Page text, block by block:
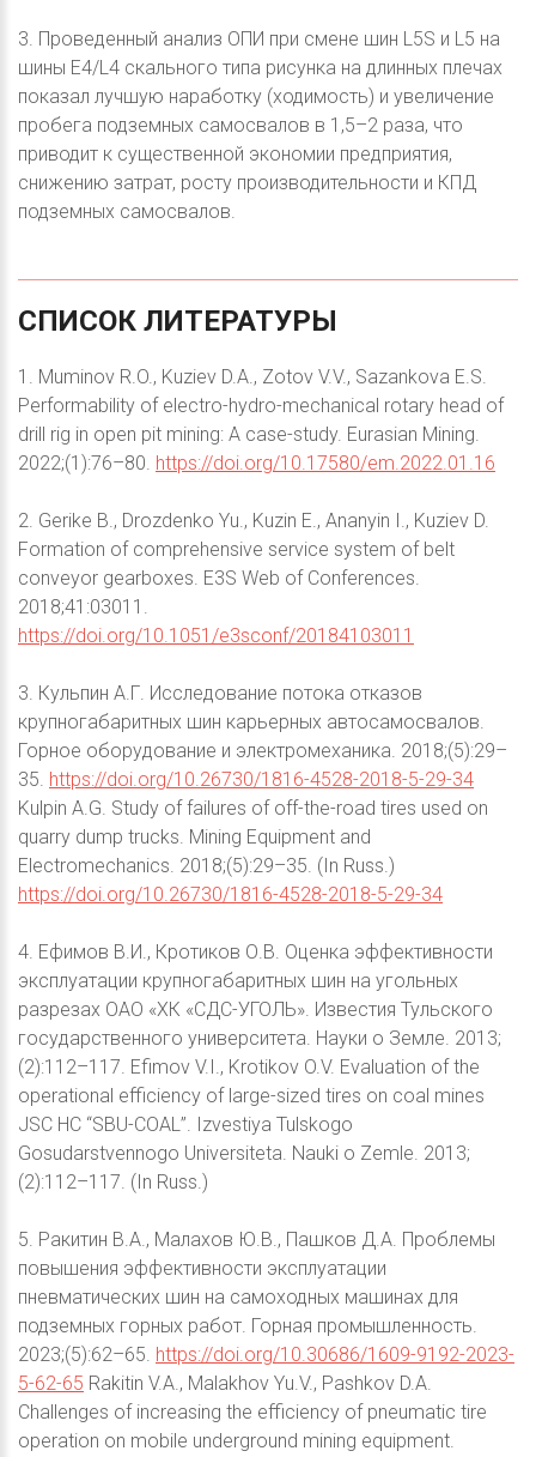
3. Проведенный анализ ОПИ при смене шин L5S и L5 на
шины Е4/L4 скального типа рисунка на длинных плечах
показал лучшую наработку (ходимость) и увеличение
пробега подземных самосвалов в 1,5–2 раза, что
приводит к существенной экономии предприятия,
снижению затрат, росту производительности и КПД
подземных самосвалов.
СПИСОК ЛИТЕРАТУРЫ
1. Muminov R.O., Kuziev D.A., Zotov V.V., Sazankova E.S.
Performability of electro-hydro-mechanical rotary head of
drill rig in open pit mining: A case-study. Eurasian Mining.
2022;(1):76–80. https://doi.org/10.17580/em.2022.01.16
2. Gerike B., Drozdenko Yu., Kuzin E., Ananyin I., Kuziev D.
Formation of comprehensive service system of belt
conveyor gearboxes. E3S Web of Conferences.
2018;41:03011.
https://doi.org/10.1051/e3sconf/20184103011
3. Кульпин А.Г. Исследование потока отказов
крупногабаритных шин карьерных автосамосвалов.
Горное оборудование и электромеханика. 2018;(5):29–
35. https://doi.org/10.26730/1816-4528-2018-5-29-34
Kulpin A.G. Study of failures of off-the-road tires used on
quarry dump trucks. Mining Equipment and
Electromechanics. 2018;(5):29–35. (In Russ.)
https://doi.org/10.26730/1816-4528-2018-5-29-34
4. Ефимов В.И., Кротиков О.В. Оценка эффективности
эксплуатации крупногабаритных шин на угольных
разрезах ОАО «ХК «СДС-УГОЛЬ». Известия Тульского
государственного университета. Науки о Земле. 2013;
(2):112–117. Efimov V.I., Krotikov O.V. Evaluation of the
operational efficiency of large-sized tires on coal mines
JSC HC “SBU-COAL”. Izvestiya Tulskogo
Gosudarstvennogo Universiteta. Nauki o Zemle. 2013;
(2):112–117. (In Russ.)
5. Ракитин В.А., Малахов Ю.В., Пашков Д.А. Проблемы
повышения эффективности эксплуатации
пневматических шин на самоходных машинах для
подземных горных работ. Горная промышленность.
2023;(5):62–65. https://doi.org/10.30686/1609-9192-2023-
5-62-65 Rakitin V.A., Malakhov Yu.V., Pashkov D.A.
Challenges of increasing the efficiency of pneumatic tire
operation on mobile underground mining equipment.